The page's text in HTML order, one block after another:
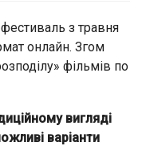
з травня
онлайн. Згом
фільмів по
вигляді
варіанти